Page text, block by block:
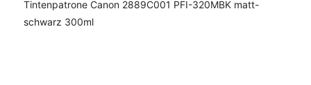
Tintenpatrone Canon 2889C001 PFI-320MBK matt-
schwarz 300ml